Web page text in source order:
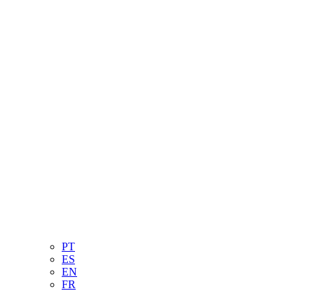
PT
ES
EN
FR